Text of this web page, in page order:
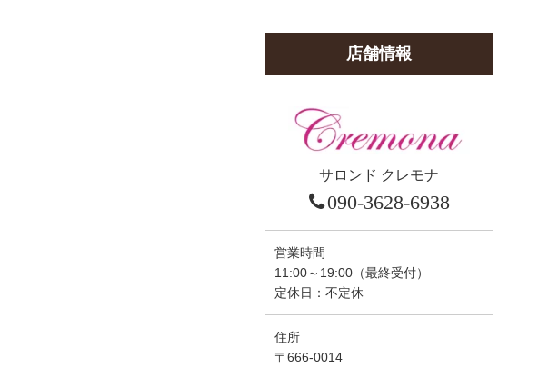
店舗情報
サロンド クレモナ
090-3628-6938
営業時間
11:00～19:00（最終受付）
定休日：不定休
住所
〒666-0014